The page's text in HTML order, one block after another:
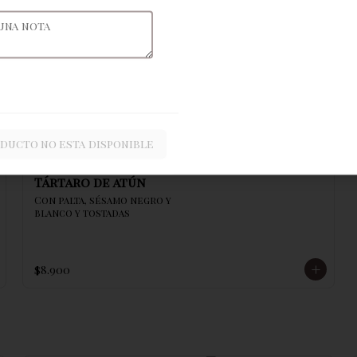
Tártaro de atún
Con palta, sésamo negro y
blanco y tostadas
$8.900
no esta disponible